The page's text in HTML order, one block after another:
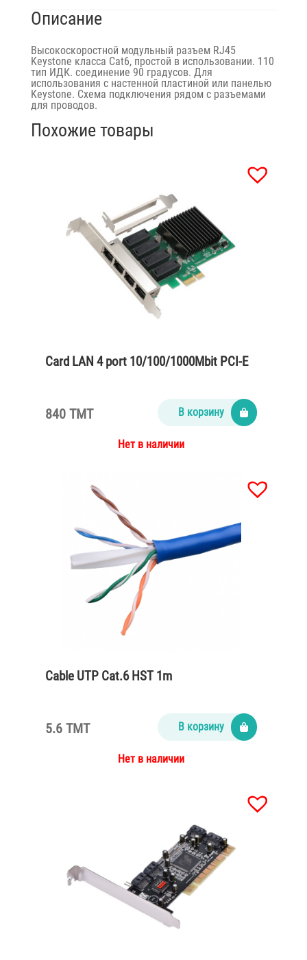
Описание
Высокоскоростной модульный разъем RJ45
Keystone класса Cat6, простой в использовании. 110
тип ИДК. соединение 90 градусов. Для
использования с настенной пластиной или панелью
Keystone. Схема подключения рядом с разъемами
для проводов.
Похожие товары
Card LAN 4 port 10/100/1000Mbit PCI-E
840 TMT В корзину
Нет в наличии
Cable UTP Cat.6 HST 1m
5.6 TMT В корзину
Нет в наличии